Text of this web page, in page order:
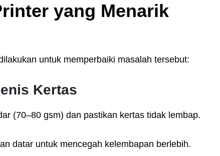
yang Menarik
untuk memperbaiki masalah tersebut:
Kertas
(70–80 gsm) dan pastikan kertas tidak lembap.
datar untuk mencegah kelembapan berlebih.